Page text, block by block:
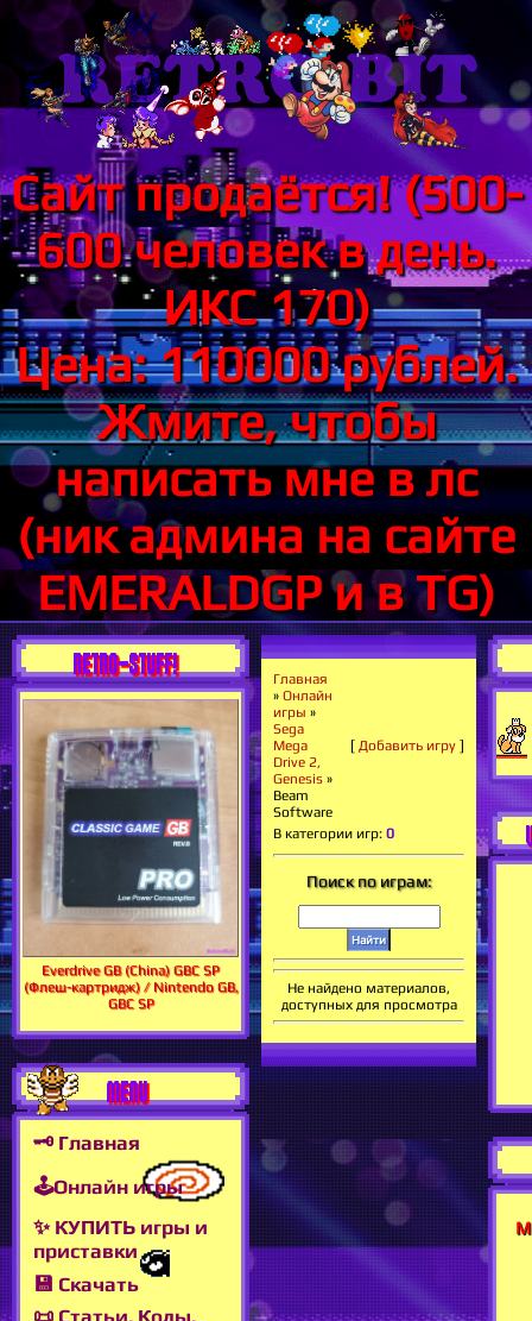
Сайт продаётся! (500-
600 человек в день.
ИКС 170)
Цена: 110000 рублей.
Жмите, чтобы
написать мне в лс
(ник админа на сайте
EMERALDGP и в TG)
RETRO-STUFF!
Everdrive GB (China) GBC SP
(Флеш-картридж) / Nintendo GB,
GBC SP
MENU
🗝 Главная
🕹Онлайн игры
✨ КУПИТЬ игры и
приставки
💾 Скачать
📜 Статьи, Коды,
Главная
» Онлайн
игры »
Sega
Mega
Drive 2,
Genesis »
Beam
Software
[ Добавить игру ]
В категории игр: 0
Поиск по играм:
Не найдено материалов,
доступных для просмотра